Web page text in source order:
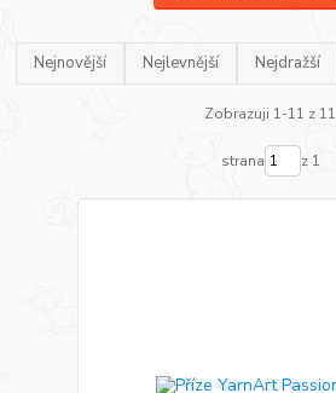
Nejnovější Nejlevnější Nejdražší
Zobrazuji 1-11 z 11
strana z 1